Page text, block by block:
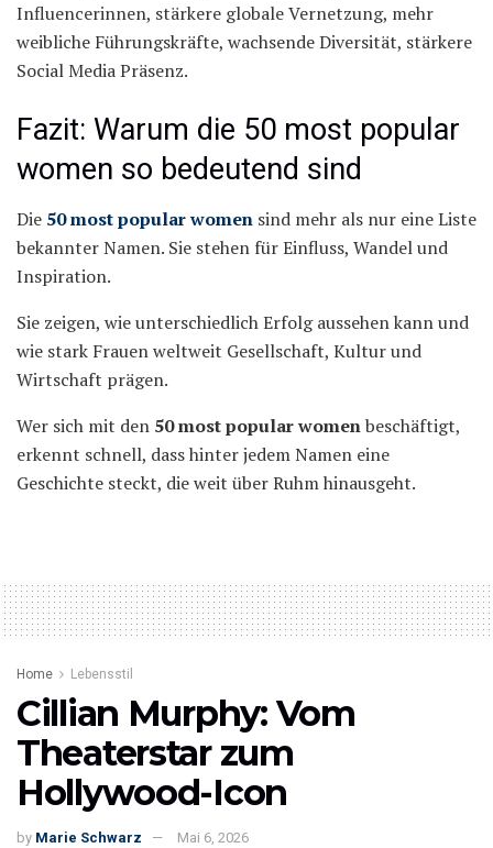
Influencerinnen, stärkere globale Vernetzung, mehr
weibliche Führungskräfte, wachsende Diversität, stärkere
Social Media Präsenz.
Fazit: Warum die 50 most popular
women so bedeutend sind
Die 50 most popular women sind mehr als nur eine Liste
bekannter Namen. Sie stehen für Einfluss, Wandel und
Inspiration.
Sie zeigen, wie unterschiedlich Erfolg aussehen kann und
wie stark Frauen weltweit Gesellschaft, Kultur und
Wirtschaft prägen.
Wer sich mit den 50 most popular womenbeschäftigt,
erkennt schnell, dass hinter jedem Namen eine
Geschichte steckt, die weit über Ruhm hinausgeht.
Home Lebensstil
Cillian Murphy: Vom
Theaterstar zum
Hollywood-Icon
by Marie Schwarz Mai 6, 2026